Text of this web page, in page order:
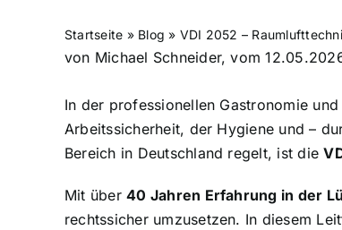
Startseite » Blog » VDI 2052 –
von Michael Schneider, vom
In der professionellen Gastronomie
Arbeitssicherheit, der Hygiene und –
Bereich in Deutschland regelt, ist die
Mit über40 Jahren Erfahrung in der
rechtssicher umzusetzen. In diesem